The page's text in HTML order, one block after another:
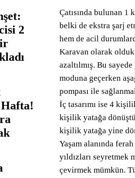
2
Çatısında bulunan 1
belki de ekstra şarj
hem de acil
Karavan olarak
azaltılmış. Bu
moduna geçerken
pompası ile
İç tasarımı ise 4
kişilik yatağa
kişilik yatağa yine
Yaşam alanında
yıldızları
çevirmek mümkün.